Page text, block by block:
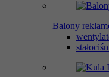
Balony